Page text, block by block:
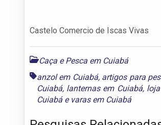
Castelo Comercio de Iscas Vivas
Caça e Pesca em Cuiabá
anzol em Cuiabá, artigos para
Cuiabá, lanternas em Cuiabá,
Cuiabáe varas em Cuiabá